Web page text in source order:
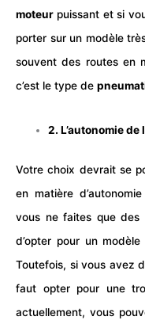
moteur puissant et si
porter sur un modèle
souvent des routesen
c’est le type de
2. L’autonomie
Votre choix devrait se
en matière
vous ne faites que des
d’opter pour un
Toutefois, si vous avez
faut opter pour une
actuellement, vous